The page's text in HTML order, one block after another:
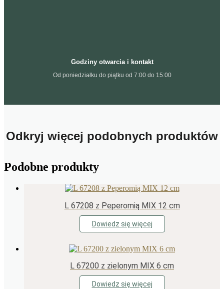
Godziny otwarcia i kontakt
Od poniedziałku do piątku od 7:00 do 15:00
Odkryj więcej podobnych produktów
Podobne produkty
L 67208 z Peperomią MIX 12 cm
Dowiedz się więcej
L 67200 z zielonym MIX 6 cm
Dowiedz się więcej